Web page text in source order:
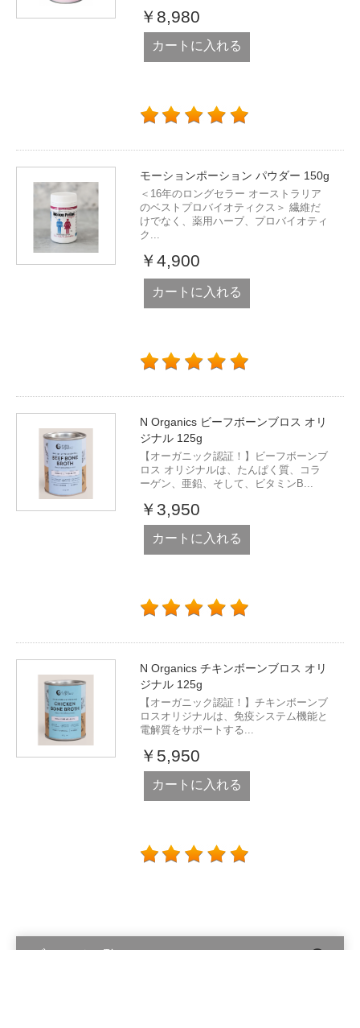
￥8,980
カートに入れる
モーションポーション パウダー 150g
＜16年のロングセラー オーストラリア
のベストプロバイオティクス＞ 繊維だ
けでなく、薬用ハーブ、プロバイオティ
ク...
￥4,900
カートに入れる
N Organics ビーフボーンブロス オリ
ジナル 125g
【オーガニック認証！】ビーフボーンブ
ロス オリジナルは、たんぱく質、コラ
ーゲン、亜鉛、そして、ビタミンB...
￥3,950
カートに入れる
N Organics チキンボーンブロス オリ
ジナル 125g
【オーガニック認証！】チキンボーンブ
ロスオリジナルは、免疫システム機能と
電解質をサポートする...
￥5,950
カートに入れる
ブランド一覧